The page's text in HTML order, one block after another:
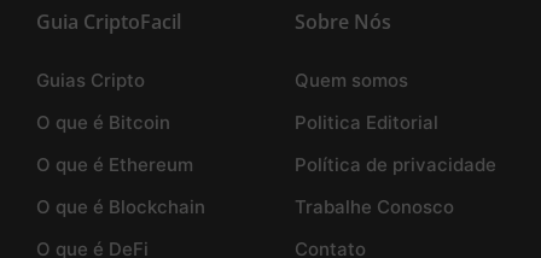
Guia CriptoFacil
Guias Cripto
O que é Bitcoin
O que é Ethereum
O que é Blockchain
O que é DeFi
Sobre Nós
Quem somos
Politica Editorial
Política de privacidade
Trabalhe Conosco
Contato